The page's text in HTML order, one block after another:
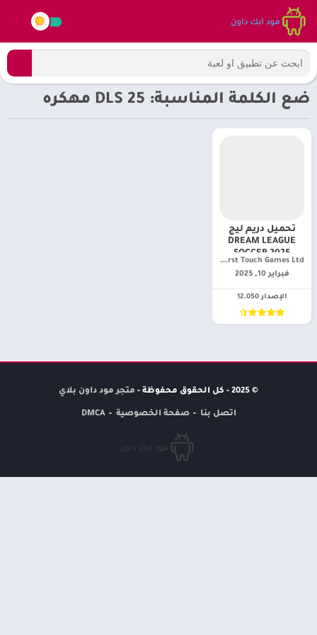
ضع الكلمة المناسبة: DLS 25 مهكره
تحميل دريم ليج
DREAM LEAGUE
SOCCER 2025
dls 25 أخر إصدار]
First Touch Games Ltd.‏
فبراير 10, 2025
الإصدار 12.050
© 2025 - كل الحقوق محفوظة - متجر مود داون بلاي
اتصل بنا صفحة الخصوصية DMCA